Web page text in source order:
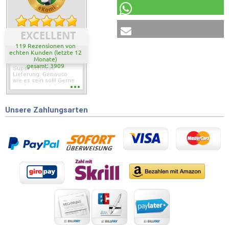
EXCELLENT
119 Rezensionen von
echten Kunden (letzte 12
Monate)
gesamt: 3909
Super schnelle
Lieferung. Genauso
wie es sein soll! Gerne
wieder wenn ich was
Unsere Zahlungsarten